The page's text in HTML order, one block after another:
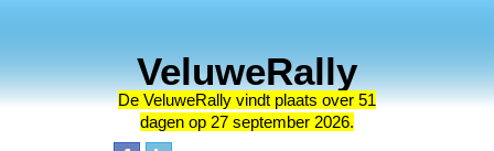
VeluweRally
De VeluweRally vindt plaats over 51
dagen op 27 september 2026.